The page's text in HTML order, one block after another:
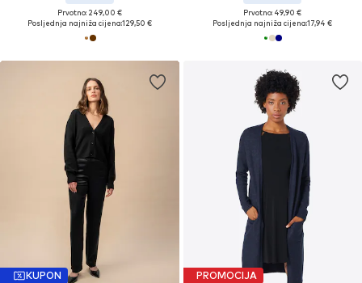
Prvotno: 249,00 €
Posljednja najniža cijena:129,50 €
Prvotno: 49,90 €
Posljednja najniža cijena:17,94 €
KUPON PROMOCIJA